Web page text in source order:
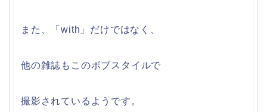
また、「with」だけではなく、
他の雑誌もこのボブスタイルで
撮影されているようです。